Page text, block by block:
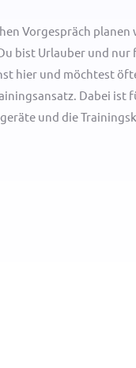
Vorgespräch planen
bist Urlauber und nur
hier und möchtest
Dabei ist
und die